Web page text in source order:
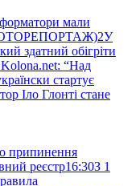
мали
2У
здатний обігріти
“Над
стартує
Іло Глонті стане
припинення
реєстр16:30З 1